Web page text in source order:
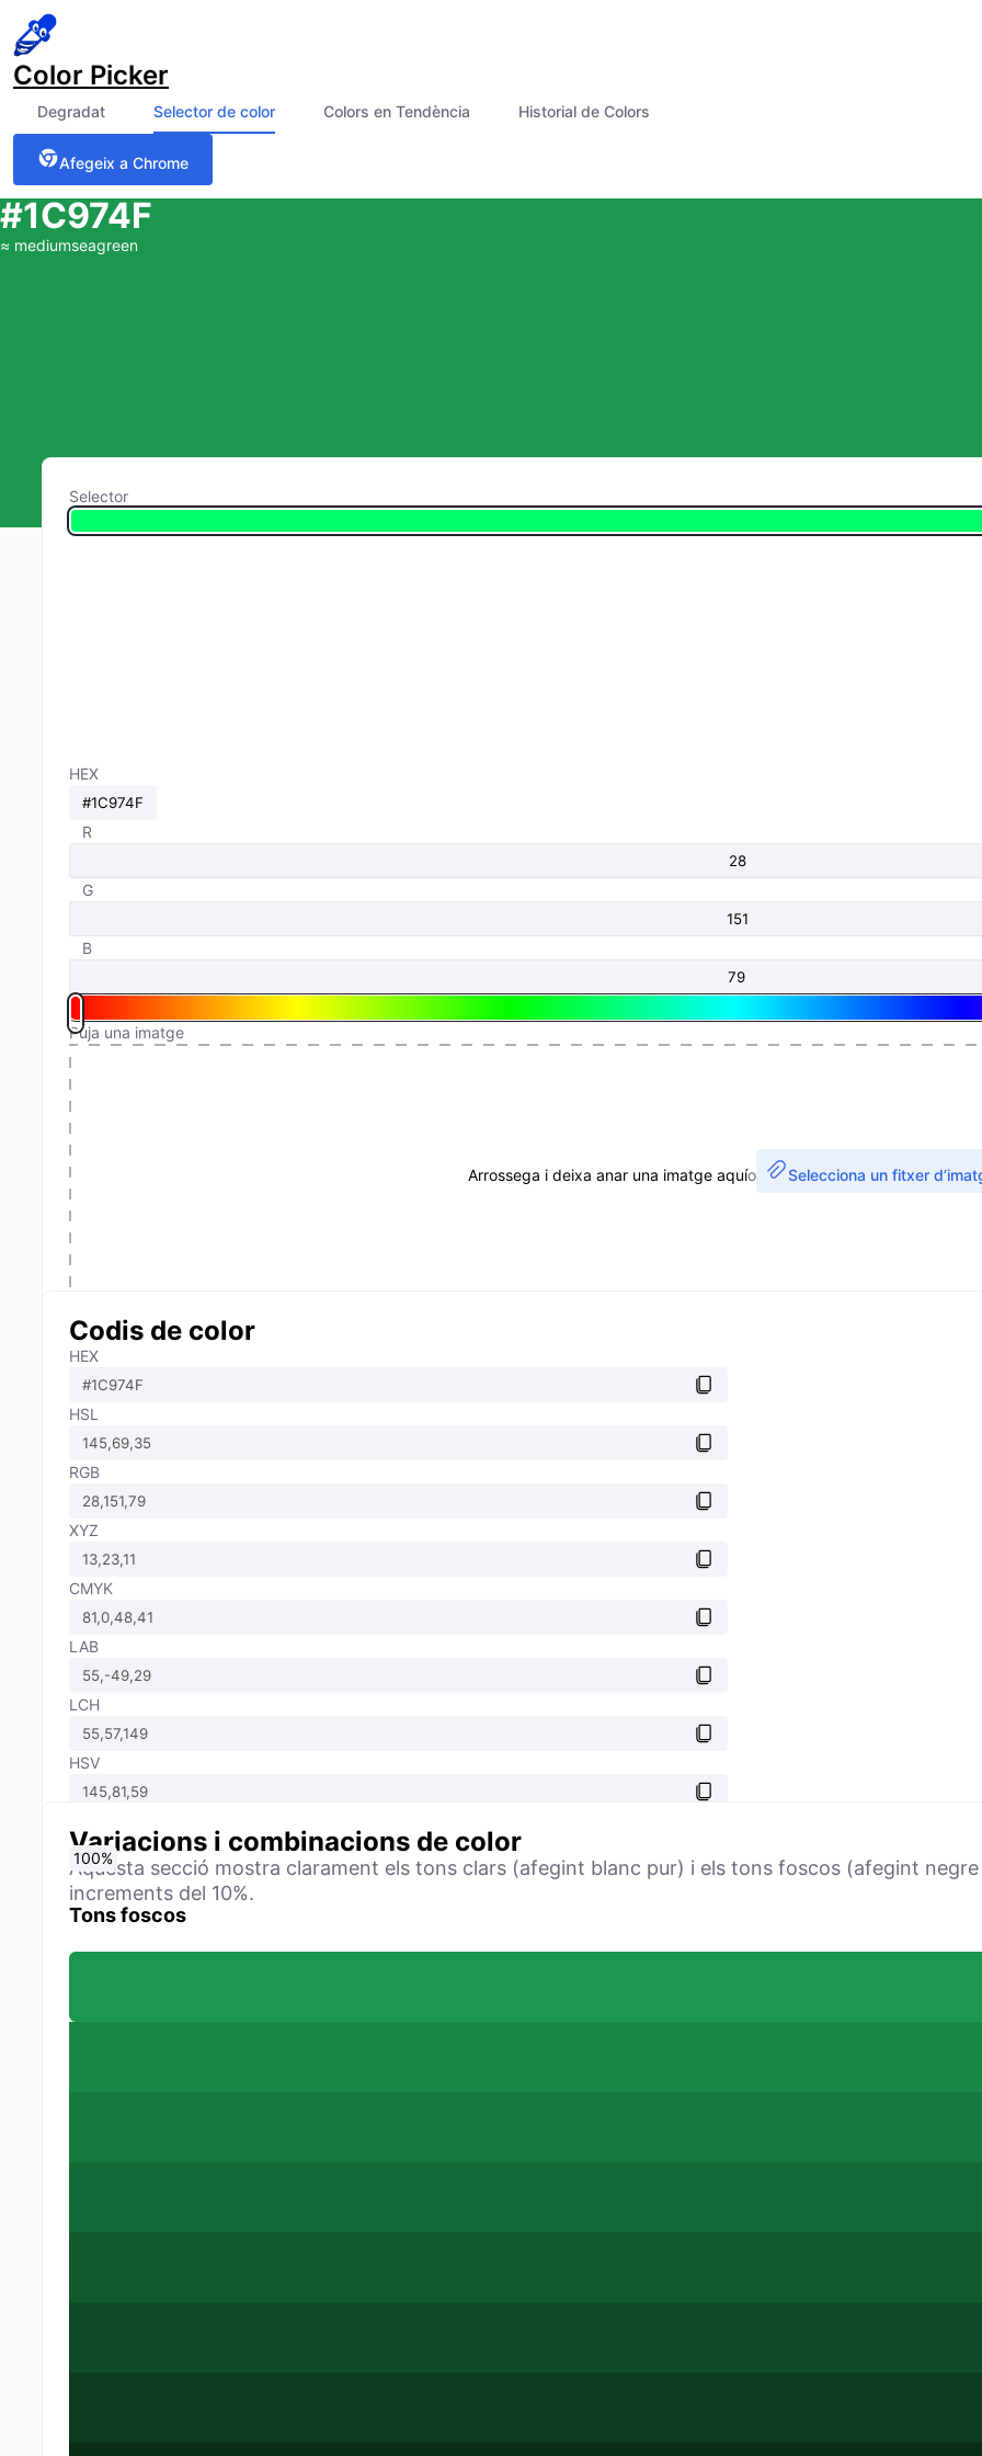
Color Picker
Degradat Selector de color Colors en Tendència Historial de Colors
Afegeix a Chrome
#1C974F
≈ mediumseagreen
Selector
HEX
R
G
B
Puja una imatge
Arrossega i deixa anar una imatge aquío Selecciona un fitxer
Codis de color
HEX
HSL
RGB
XYZ
CMYK
LAB
LCH
HSV
Variacions i combinacions de color
Aquesta secció mostra clarament els tons clars (afegint blanc pur) i els tons foscos (afegint
increments del 10%.
Tons foscos
0%
10%
20%
30%
40%
50%
60%
70%
80%
90%
100%